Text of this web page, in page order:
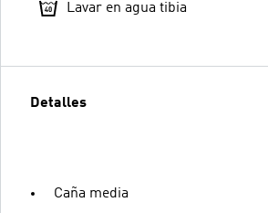
Lavar en agua tibia
Detalles
Caña media